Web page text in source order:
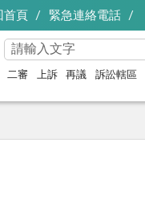
首頁 緊急連絡電話
二審 上訴 再議 訴訟轄區